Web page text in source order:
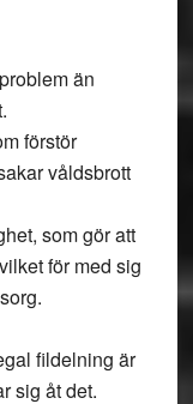
än
förstör
våldsbrott
som gör att
för med sig
fildelning är
sig åt det.